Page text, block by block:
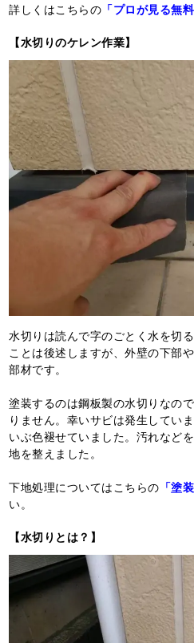
詳しくはこちらの 「プロが見る無
【水切りのケレン作業】
水切りは読んで字のごとく水を切
ことは後述しますが、外壁の下部
部材です。
塗装するのは鋼板製の水切りなの
りません。幸いサビは発生してい
いぶ色褪せていました。汚れなど
地を整えました。
下地処理についてはこちらの 「塗
い。
【水切りとは？】